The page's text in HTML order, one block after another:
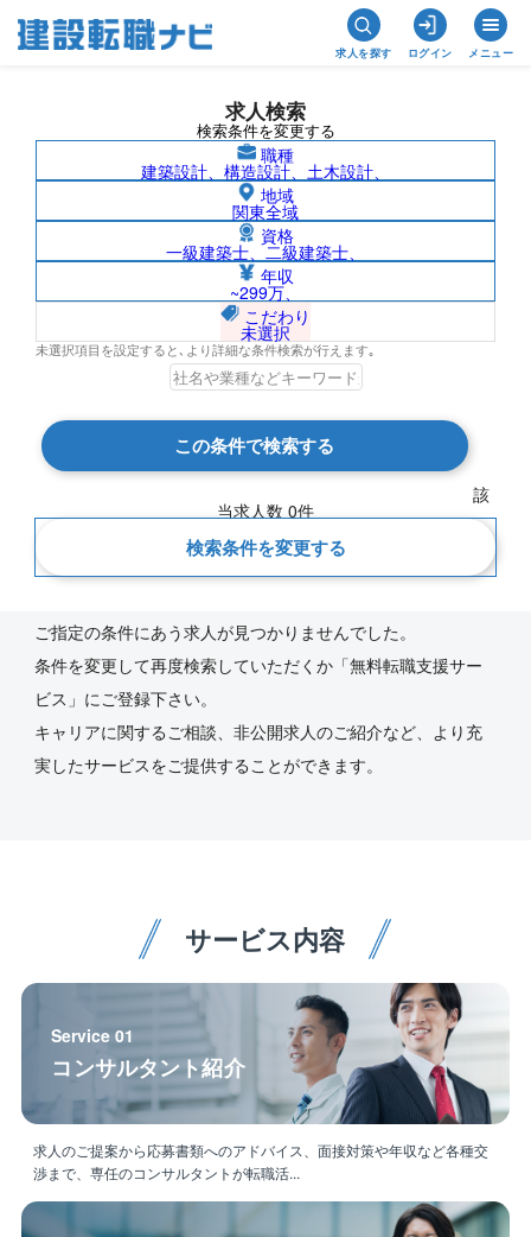
求人を探す ログイン メニュー
求人検索
検索条件を変更する
職種
建築設計、構造設計、土木設計、
地域
関東全域
資格
一級建築士、二級建築士、
年収
~299万、
こだわり
未選択
未選択項目を設定すると､より詳細な条件検索が行えます｡
この条件で検索する
該
当求人数 0件
検索条件を変更する
沖縄県/株式会社フソウの求人検索結果一
覧
新着順
ご指定の条件にあう求人が見つかりませんでした。
条件を変更して再度検索していただくか「無料転職支援サー
ビス」にご登録下さい。
キャリアに関するご相談、非公開求人のご紹介など、より充
実したサービスをご提供することができます。
サービス内容
Service 01
コンサルタント紹介
求人のご提案から応募書類へのアドバイス、面接対策や年収など各種交
渉まで、専任のコンサルタントが転職活...